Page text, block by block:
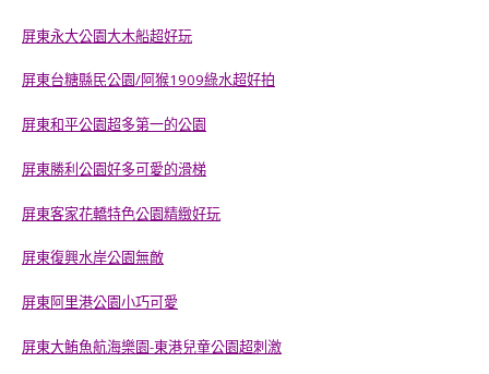
屏東永大公園大木船超好玩
屏東台糖縣民公園/阿猴1909綠水超好拍
屏東和平公園超多第一的公園
屏東勝利公園好多可愛的滑梯
屏東客家花轎特色公園精緻好玩
屏東復興水岸公園無敵
屏東阿里港公園小巧可愛
屏東大鮪魚航海樂園-東港兒童公園超刺激